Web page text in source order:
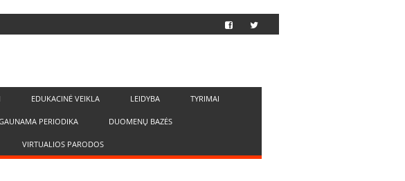
EDUKACINĖ VEIKLA LEIDYBA TYRIMAI
PERIODIKA DUOMENŲ BAZĖS
VIRTUALIOS PARODOS